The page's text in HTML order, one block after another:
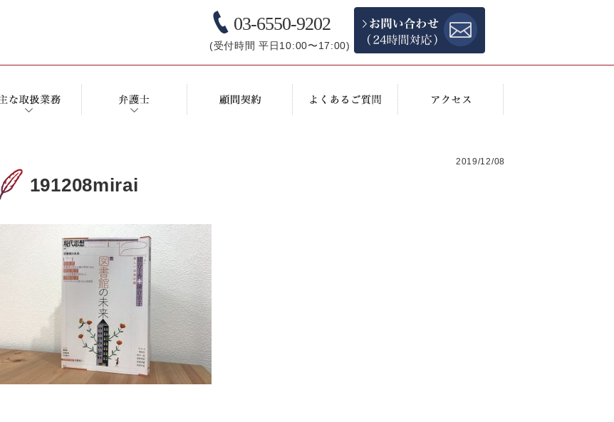
03-6550-9202
(受付時間 平日10:00〜17:00)
2019/12/08
191208mirai